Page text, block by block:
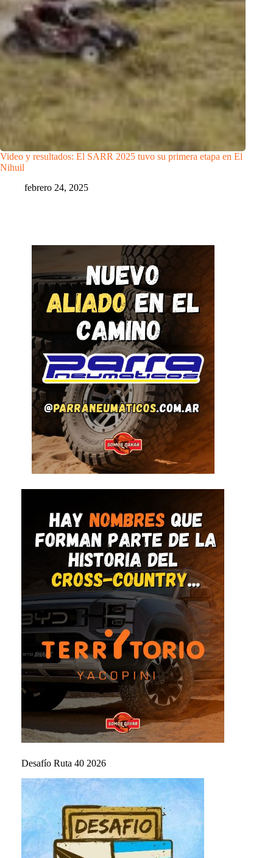
Video y resultados: El SARR 2025 tuvo su primera etapa en El
Nihuil
febrero 24, 2025
Desafío Ruta 40 2026